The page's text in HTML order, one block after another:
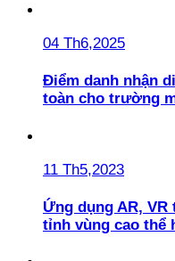
04 Th6,2025
Điểm danh nhận
toàn cho trường
11 Th5,2023
Ứng dụng AR,
tỉnh vùng cao thể